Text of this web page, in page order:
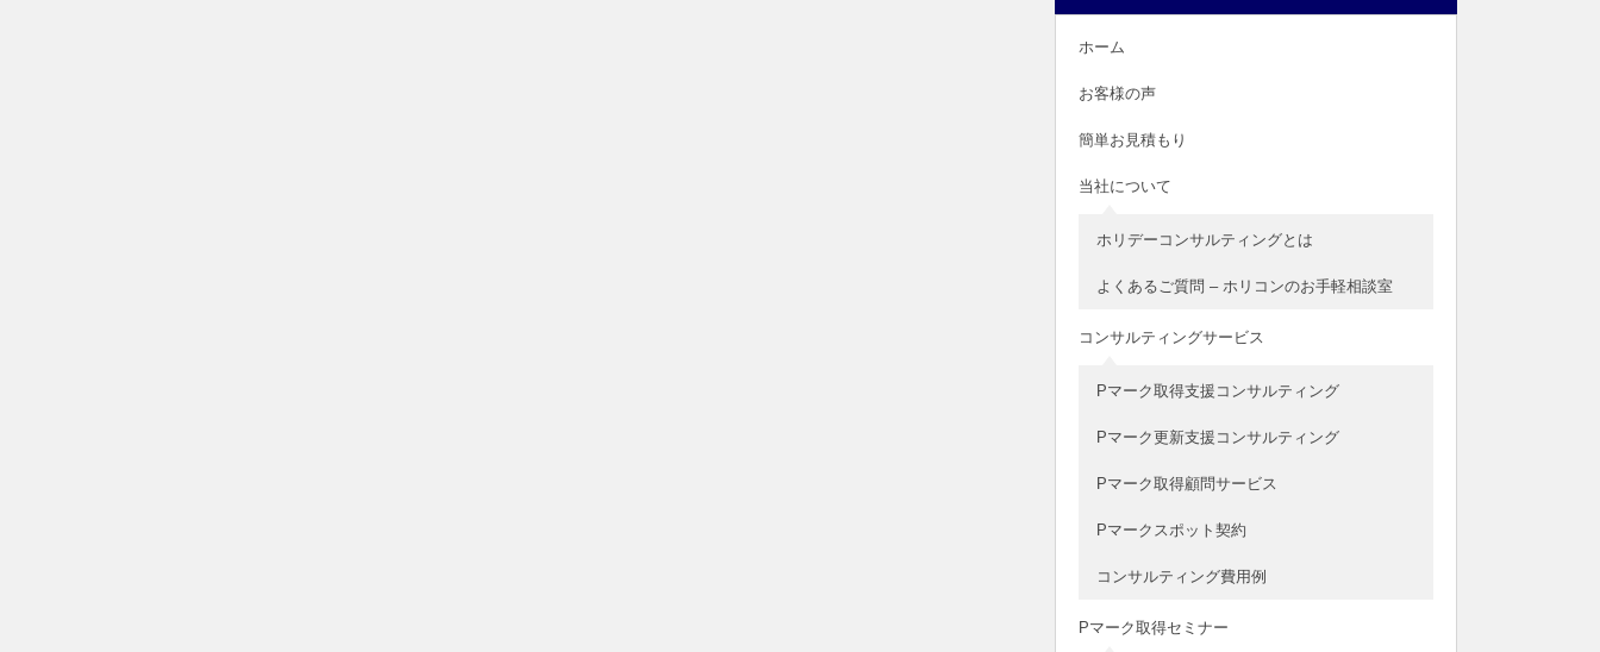
ホーム
お客様の声
簡単お見積もり
当社について
ホリデーコンサルティングとは
よくあるご質問 – ホリコンのお手軽相談室
コンサルティングサービス
Pマーク取得支援コンサルティング
Pマーク更新支援コンサルティング
Pマーク取得顧問サービス
Pマークスポット契約
コンサルティング費用例
Pマーク取得セミナー